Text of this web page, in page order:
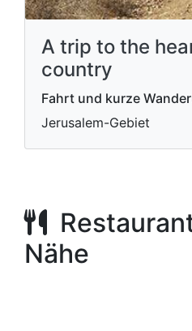
A trip to the
country
Fahrt und kurze
Jerusalem-Gebiet
Nähe